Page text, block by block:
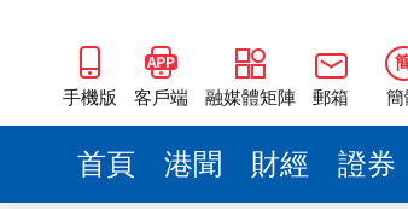
手機版 客戶端 融媒體矩陣 郵箱
簡
首頁 港聞 財經 證券